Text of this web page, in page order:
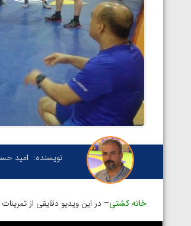
نویسنده: امید
خانه کشتی– در این ویدیو دقایقی از